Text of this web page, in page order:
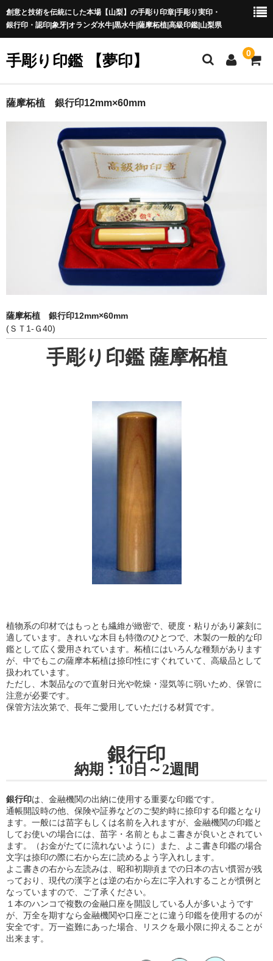
創意と技術を伝統にした本場【山梨】の手彫り印章|手彫り実印・
銀行印・認印|象牙|オランダ水牛|黒水牛|薩摩柘植|高級印鑑|山梨県
手彫り印鑑 【夢印】 0
夢印TOP
印章の本場 山梨
一級印章彫刻技能士
象牙印鑑の種類
お客様の声
ご利用案内
薩摩柘植 銀行印12mm×60mm
薩摩柘植 銀行印12mm×60mm
(ＳＴ1-Ｇ40)
手彫り印鑑 薩摩柘植
植物系の印材ではもっとも繊維が緻密で、硬度・粘りがあり篆刻に
適しています。きれいな木目も特徴のひとつで、木製の一般的な印
鑑として広く愛用されています。柘植にはいろんな種類があります
が、中でもこの薩摩本柘植は捺印性にすぐれていて、高級品として
扱われています。
ただし、木製品なので直射日光や乾燥・湿気等に弱いため、保管に
注意が必要です。
保管方法次第で、長年ご愛用していただける材質です。
銀行印
納期：10日～2週間
銀行印は、金融機関の出納に使用する重要な印鑑です。
通帳開設時の他、保険や証券などのご契約時に捺印する印鑑となり
ます。一般には苗字もしくは名前を入れますが、金融機関の印鑑と
してお使いの場合には、苗字・名前ともよこ書きが良いとされてい
ます。（お金がたてに流れないように）また、よこ書き印鑑の場合
文字は捺印の際に右から左に読めるよう字入れします。
よこ書きの右から左読みは、昭和初期頃までの日本の古い慣習が残
っており、現代の漢字とは逆の右から左に字入れすることが慣例と
なっていますので、ご了承ください。
１本のハンコで複数の金融口座を開設している人が多いようです
が、万全を期すなら金融機関や口座ごとに違う印鑑を使用するのが
安全です。万一盗難にあった場合、リスクを最小限に抑えることが
出来ます。